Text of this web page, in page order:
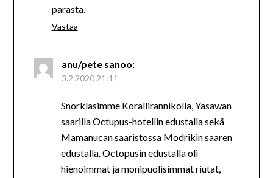
parasta.
Vastaa
anu/pete sanoo:
3.2.2020 21:11
Snorklasimme Korallirannikolla, Yasawan
saarilla Octupus-hotellin edustalla sekä
Mamanucan saaristossa Modrikin saaren
edustalla. Octopusin edustalla oli
hienoimmat ja monipuolisimmat riutat,